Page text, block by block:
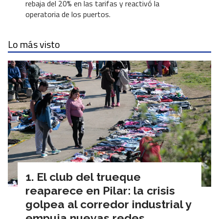
rebaja del 20% en las tarifas y reactivó la
operatoria de los puertos.
Lo más visto
El club del trueque
reaparece en Pilar: la crisis
golpea al corredor industrial y